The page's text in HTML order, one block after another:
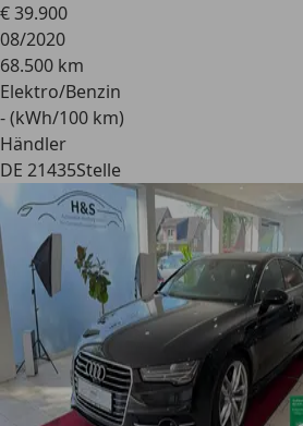
€ 39.900
08/2020
68.500 km
Elektro/Benzin
- (kWh/100 km)
Händler
DE 21435Stelle